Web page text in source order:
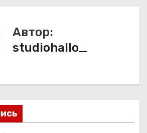
Автор:
studiohallo_